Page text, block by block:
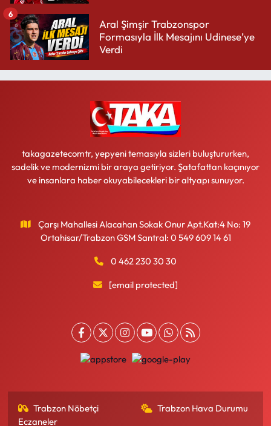
Aral Şimşir Trabzonspor
Formasıyla İlk Mesajını Udinese’ye
Verdi
6
takagazetecomtr, yepyeni temasıyla sizleri buluştururken,
sadelik ve modernizmi bir araya getiriyor. Şatafattan kaçınıyor
ve insanlara haber okuyabilecekleri bir altyapı sunuyor.
Çarşı Mahallesi Alacahan Sokak Onur Apt.Kat:4 No: 19
Ortahisar/Trabzon GSM Santral: 0 549 609 14 61
0 462 230 30 30
[email protected]
Trabzon Nöbetçi
Eczaneler
Trabzon Hava Durumu